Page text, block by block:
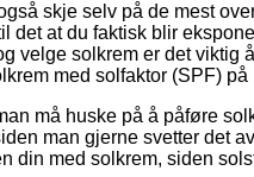
skje selv på de mest
det at du faktisk blir
velge solkrem er det viktig
med solfaktor (SPF) på
må huske på å påføre
man gjerne svetter det
din med solkrem, siden